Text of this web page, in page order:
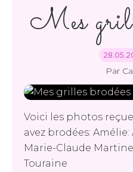
Mes
Par
Voici les photos
avez brodées:
Marie-Claude
Touraine